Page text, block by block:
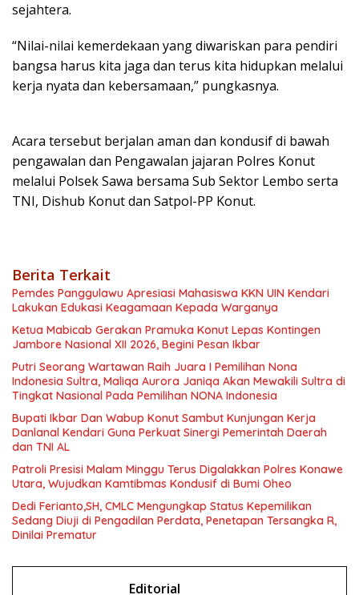
sejahtera.
“Nilai-nilai kemerdekaan yang diwariskan para pendiri
bangsa harus kita jaga dan terus kita hidupkan melalui
kerja nyata dan kebersamaan,” pungkasnya.
Acara tersebut berjalan aman dan kondusif di bawah
pengawalan dan Pengawalan jajaran Polres Konut
melalui Polsek Sawa bersama Sub Sektor Lembo serta
TNI, Dishub Konut dan Satpol-PP Konut.
Berita Terkait
Pemdes Panggulawu Apresiasi Mahasiswa KKN UIN Kendari
Lakukan Edukasi Keagamaan Kepada Warganya
Ketua Mabicab Gerakan Pramuka Konut Lepas Kontingen
Jambore Nasional XII 2026, Begini Pesan Ikbar
Putri Seorang Wartawan ‎Raih Juara I Pemilihan Nona
Indonesia Sultra, Maliqa Aurora Janiqa Akan Mewakili Sultra di
Tingkat Nasional Pada Pemilihan NONA Indonesia
Bupati Ikbar Dan Wabup Konut Sambut Kunjungan Kerja
Danlanal Kendari Guna Perkuat Sinergi Pemerintah Daerah
dan TNI AL
Patroli Presisi Malam Minggu Terus Digalakkan Polres Konawe
Utara, Wujudkan Kamtibmas Kondusif di Bumi Oheo
Dedi Ferianto,SH, CMLC Mengungkap Status Kepemilikan
Sedang Diuji di Pengadilan Perdata, Penetapan Tersangka R,
Dinilai Prematur
Editorial